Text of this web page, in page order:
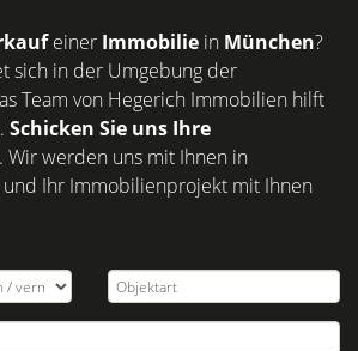
einer Immobilie in München?
sich in der Umgebung der
Team von Hegerich Immobilien hilft
Schicken Sie uns Ihre
. Wir werden uns mit Ihnen in
Ihr Immobilienprojekt mit Ihnen